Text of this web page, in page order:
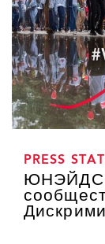
PRESS
ЮНЭЙДС